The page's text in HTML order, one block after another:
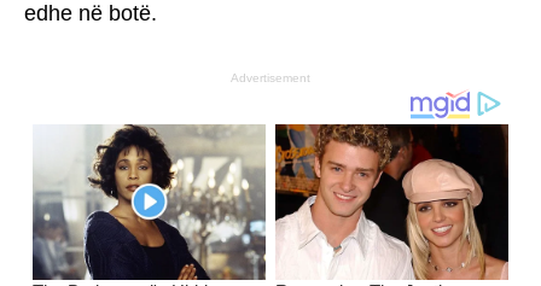
edhe në botë.
Advertisement